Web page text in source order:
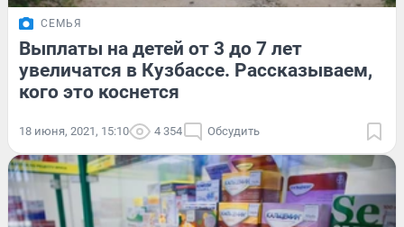
СЕМЬЯ
Выплаты на детей от 3 до 7 лет
увеличатся в Кузбассе. Рассказываем,
кого это коснется
18 июня, 2021, 15:10 4 354 Обсудить